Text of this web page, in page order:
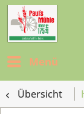
Menü
Übersicht